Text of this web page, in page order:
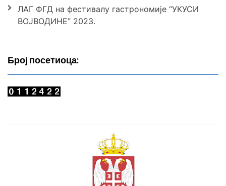
ЛАГ ФГД на фестивалу гастрономије “УКУСИ
ВОЈВОДИНЕ” 2023.
Број посетиоца: